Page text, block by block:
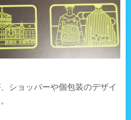
ショッパーや個包装のデザイ